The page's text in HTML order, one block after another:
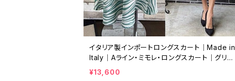
イタリア製インポートロングスカート｜Made in
Italy｜Aライン・ミモレ・ロングスカート｜グリー
ン系ゼブラ/SALE
¥13,600